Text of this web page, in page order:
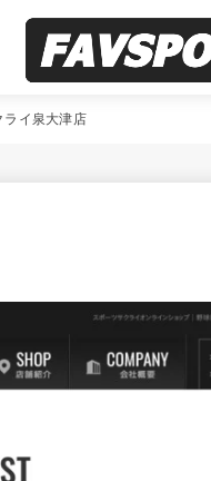
ライ泉大津店